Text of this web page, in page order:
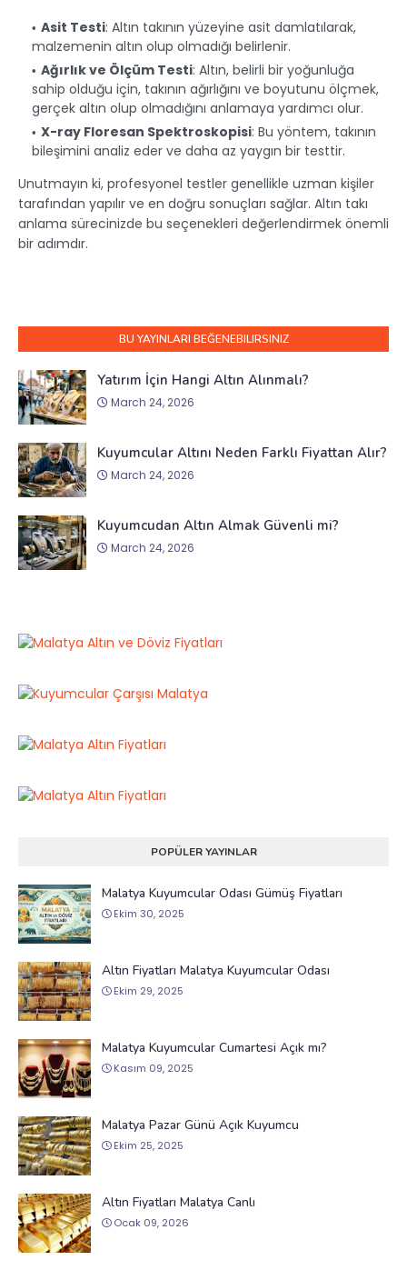
Asit Testi: Altın takının yüzeyine asit damlatılarak,
malzemenin altın olup olmadığı belirlenir.
Ağırlık ve Ölçüm Testi: Altın, belirli bir yoğunluğa
sahip olduğu için, takının ağırlığını ve boyutunu ölçmek,
gerçek altın olup olmadığını anlamaya yardımcı olur.
X-ray Floresan Spektroskopisi: Bu yöntem, takının
bileşimini analiz eder ve daha az yaygın bir testtir.
Unutmayın ki, profesyonel testler genellikle uzman kişiler
tarafından yapılır ve en doğru sonuçları sağlar. Altın takı
anlama sürecinizde bu seçenekleri değerlendirmek önemli
bir adımdır.
BU YAYINLARI BEĞENEBILIRSINIZ
Yatırım İçin Hangi Altın Alınmalı?
March 24, 2026
Kuyumcular Altını Neden Farklı Fiyattan Alır?
March 24, 2026
Kuyumcudan Altın Almak Güvenli mi?
March 24, 2026
POPÜLER YAYINLAR
Malatya Kuyumcular Odası Gümüş Fiyatları
Ekim 30, 2025
Altın Fiyatları Malatya Kuyumcular Odası
Ekim 29, 2025
Malatya Kuyumcular Cumartesi Açık mı?
Kasım 09, 2025
Malatya Pazar Günü Açık Kuyumcu
Ekim 25, 2025
Altın Fiyatları Malatya Canlı
Ocak 09, 2026